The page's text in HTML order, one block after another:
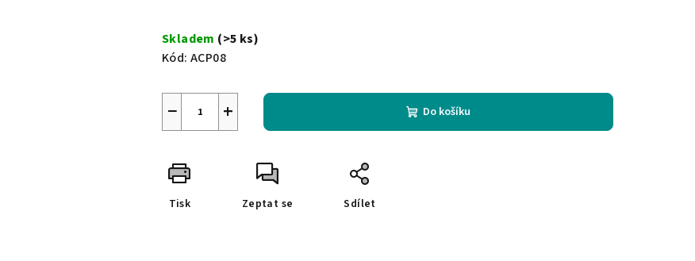
cena:
Skladem (>5 ks)
Kód: ACP08
+
− Do košíku
Tisk Zeptat se Sdílet